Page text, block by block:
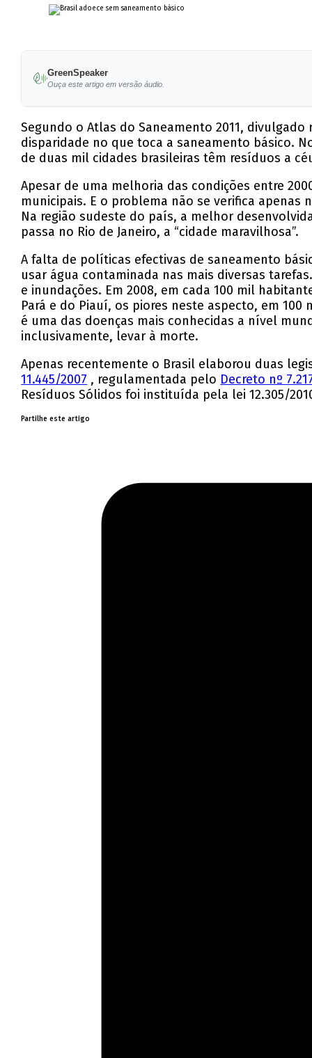
GreenSpeaker
Ouça este artigo em versão áudio.
Segundo o Atlas do Saneamento 2011,
disparidade no que toca a saneamento básico.
de duas mil cidades brasileiras têm resíduos a
Apesar de uma melhoria das condições entre
municipais. E o problema não se verifica
Na região sudeste do país, a melhor
passa no Rio de Janeiro, a “cidade maravilhosa”.
A falta de políticas efectivas de saneamento
usar água contaminada nas mais diversas
e inundações. Em 2008, em cada 100 mil
Pará e do Piauí, os piores neste aspecto, em
é uma das doenças mais conhecidas a nível
inclusivamente, levar à morte.
Apenas recentemente o Brasil elaborou duas
11.445/2007 , regulamentada pelo Decreto nº
Resíduos Sólidos foi instituída pela lei 12.305/
Partilhe este artigo